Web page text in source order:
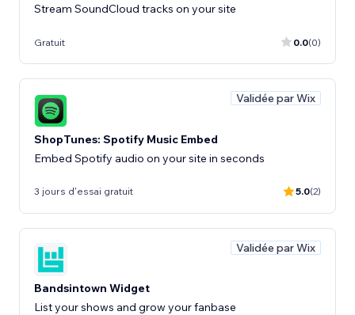
Stream SoundCloud tracks on your site
Gratuit 0.0(0)
Validée par Wix
ShopTunes: Spotify Music Embed
Embed Spotify audio on your site in seconds
3 jours d'essai gratuit 5.0(2)
Validée par Wix
Bandsintown Widget
List your shows and grow your fanbase